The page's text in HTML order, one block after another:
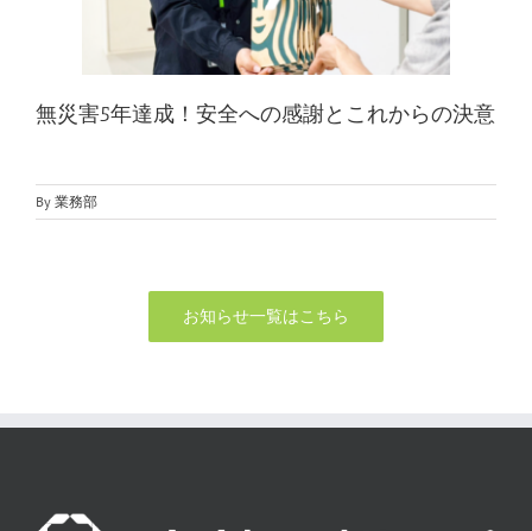
無災害5年達成！安全への感謝とこれからの決意
By 業務部
お知らせ一覧はこちら